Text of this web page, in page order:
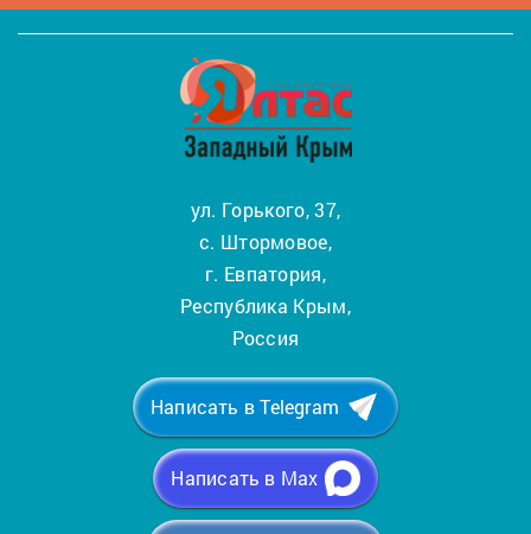
ул. Горького, 37,
с. Штормовое,
г. Евпатория,
Республика Крым,
Россия
Написать в Telegram
Написать в Max